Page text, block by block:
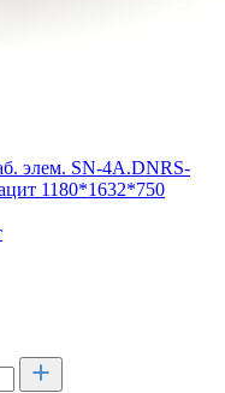
элем. SN-4A.DNRS-
1180*1632*750